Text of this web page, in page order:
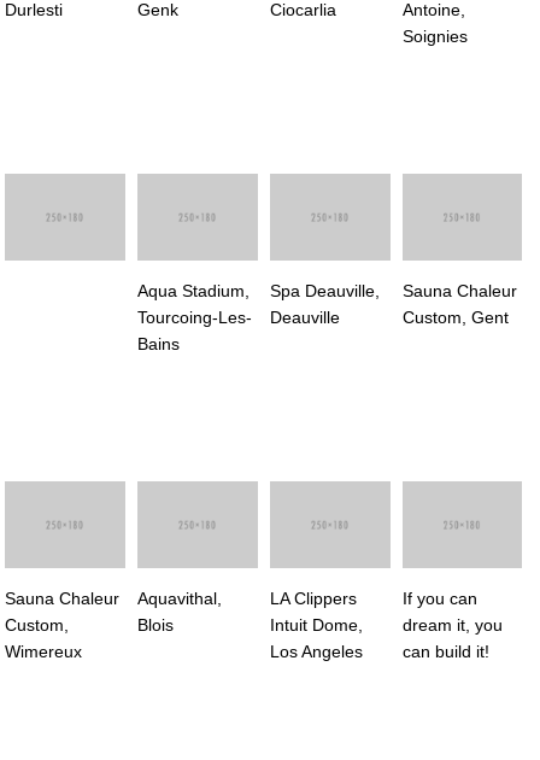
Durlesti
Genk
Ciocarlia
Antoine,
Soignies
Aqua Stadium,
Tourcoing-Les-
Bains
Spa Deauville,
Deauville
Sauna Chaleur
Custom, Gent
Sauna Chaleur
Custom,
Wimereux
Aquavithal,
Blois
LA Clippers
Intuit Dome,
Los Angeles
If you can
dream it, you
can build it!